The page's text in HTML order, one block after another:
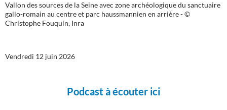
Vallon des sources de la Seine avec zone archéologique du sanctuaire
gallo-romain au centre et parc haussmannien en arrière - ©
Christophe Fouquin, Inra
Vendredi 12 juin 2026
Podcast à écouter ici